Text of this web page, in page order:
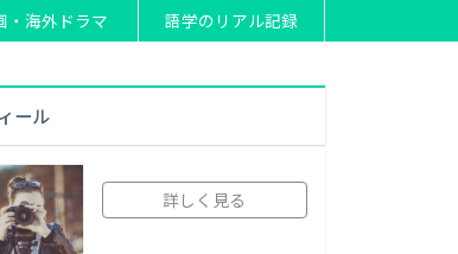
・海外ドラマ 語学のリアル記録
ール
詳しく見る